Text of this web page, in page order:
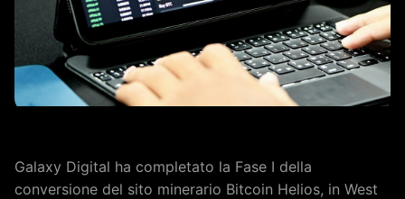
Galaxy Digital ha completato la Fase I della
conversione del sito minerario Bitcoin Helios, in West